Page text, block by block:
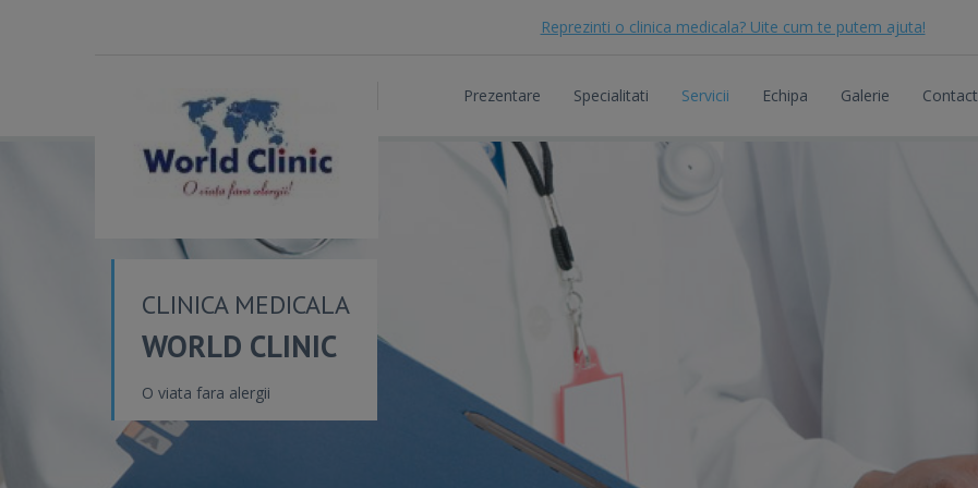
Reprezinti o clinica medicala? Uite cum te putem ajuta!
Prezentare Specialitati Servicii Echipa Galerie Contact
CLINICA MEDICALA
WORLD CLINIC
O viata fara alergii